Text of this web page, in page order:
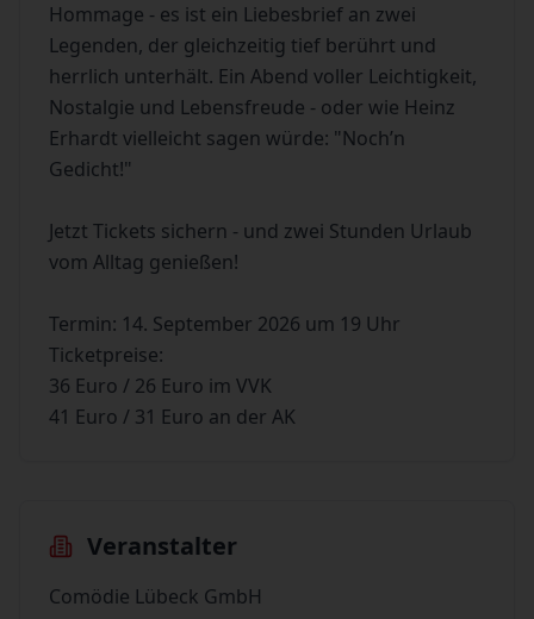
Hommage - es ist ein Liebesbrief an zwei
Legenden, der gleichzeitig tief berührt und
herrlich unterhält. Ein Abend voller Leichtigkeit,
Nostalgie und Lebensfreude - oder wie Heinz
Erhardt vielleicht sagen würde: "Noch’n
Gedicht!"
Jetzt Tickets sichern - und zwei Stunden Urlaub
vom Alltag genießen!
Termin: 14. September 2026 um 19 Uhr
Ticketpreise:
36 Euro / 26 Euro im VVK
41 Euro / 31 Euro an der AK
Veranstalter
Comödie Lübeck GmbH